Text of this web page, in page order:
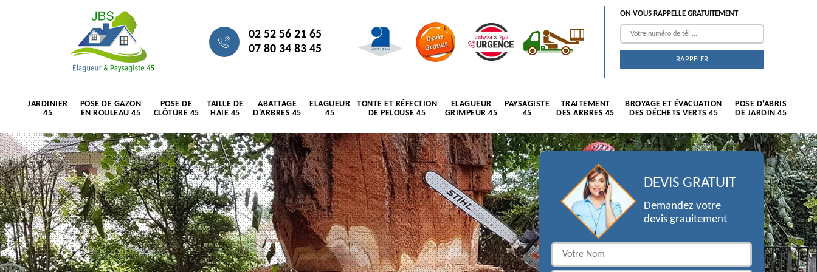
02 52 56 21 65
07 80 34 83 45
ON VOUS RAPPELLE GRATUITEMENT
JARDINIER
45
POSE DE GAZON
EN ROULEAU 45
POSE DE
CLÔTURE 45
TAILLE DE
HAIE 45
ABATTAGE
D'ARBRES 45
ELAGUEUR
45
TONTE ET RÉFECTION
DE PELOUSE 45
ELAGUEUR
GRIMPEUR 45
PAYSAGISTE
45
TRAITEMENT
DES ARBRES 45
BROYAGE ET ÉVACUATION
DES DÉCHETS VERTS 45
POSE D'ABRIS
DE JARDIN 45
DEVIS GRATUIT
Demandez votre
devis grauitement